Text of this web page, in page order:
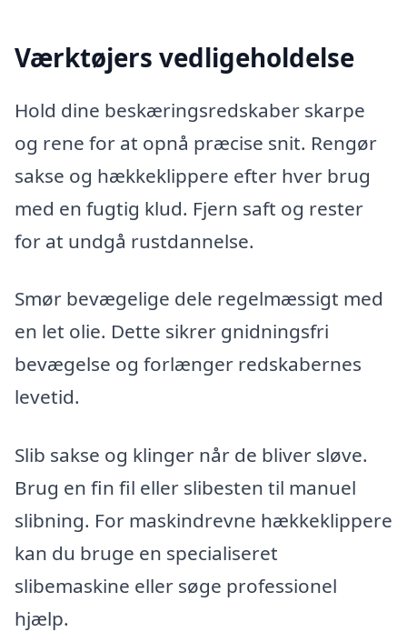
Værktøjers vedligeholdelse
Hold dine beskæringsredskaber skarpe
og rene for at opnå præcise snit. Rengør
sakse og hækkeklippere efter hver brug
med en fugtig klud. Fjern saft og rester
for at undgå rustdannelse.
Smør bevægelige dele regelmæssigt med
en let olie. Dette sikrer gnidningsfri
bevægelse og forlænger redskabernes
levetid.
Slib sakse og klinger når de bliver sløve.
Brug en fin fil eller slibesten til manuel
slibning. For maskindrevne hækkeklippere
kan du bruge en specialiseret
slibemaskine eller søge professionel
hjælp.